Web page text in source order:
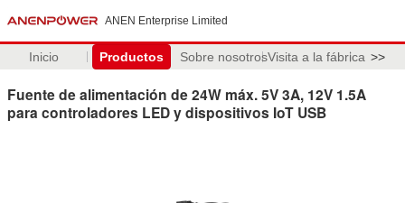
ANEN Enterprise Limited
Inicio Productos Sobre nosotrosVisita a la fábrica >>
Fuente de alimentación de 24W máx. 5V 3A, 12V 1.5A
para controladores LED y dispositivos IoT USB